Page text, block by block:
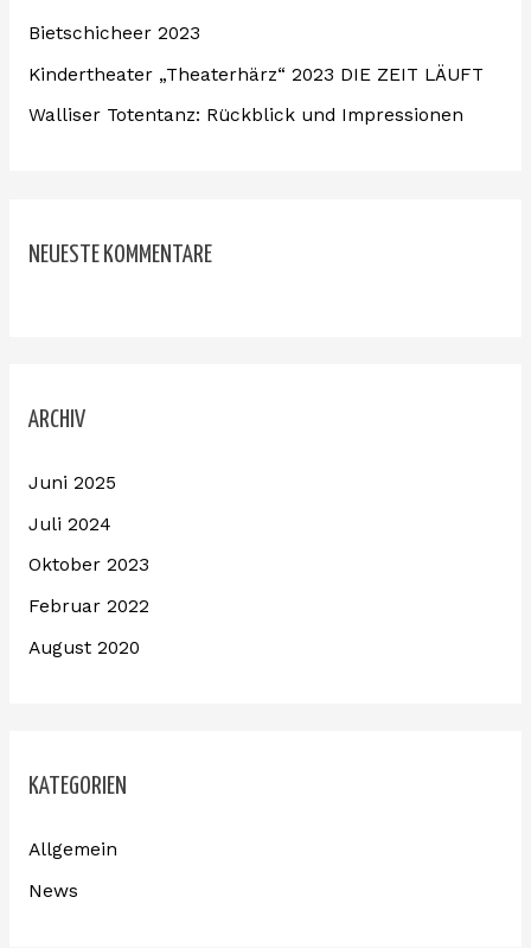
h
:
Bietschicheer 2023
Kindertheater „Theaterhärz“ 2023 DIE ZEIT LÄUFT
Walliser Totentanz: Rückblick und Impressionen
NEUESTE KOMMENTARE
ARCHIV
Juni 2025
Juli 2024
Oktober 2023
Februar 2022
August 2020
KATEGORIEN
Allgemein
News